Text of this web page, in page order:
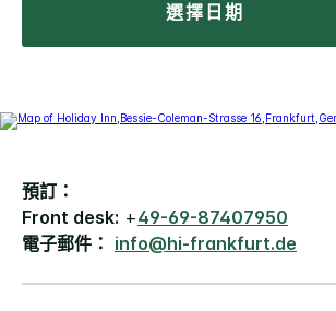
選擇日期
預訂：
Front desk: +49-69-87407950
電子郵件： info@hi-frankfurt.de